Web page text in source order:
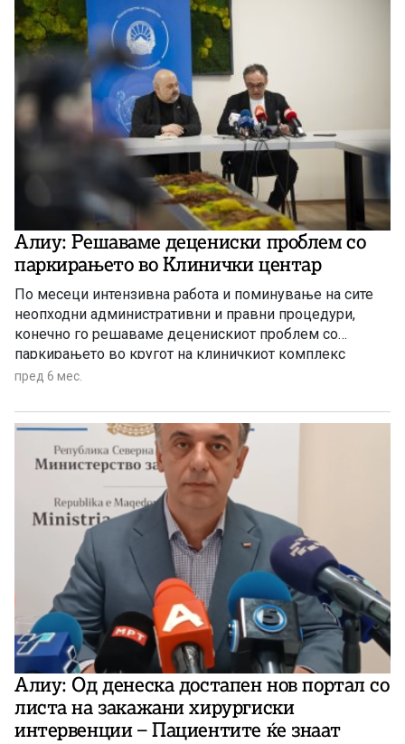
документација за продажба и трансфер, посочи Алиу.
Алиу: Решаваме децениски проблем со
паркирањето во Клинички центар
По месеци интензивна работа и поминување на сите
неопходни административни и правни процедури,
конечно го решаваме деценискиот проблем со
паркирањето во кругот на клиничкиот комплекс
пред 6 мес.
Алиу: Од денеска достапен нов портал со
листа на закажани хирургиски
интервенции – Пациентите ќе знаат